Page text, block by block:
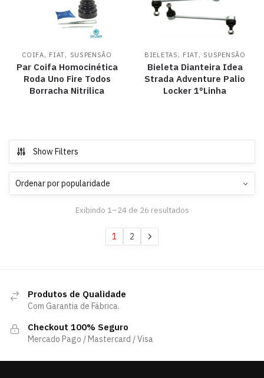
COIFA, FIAT, SUSPENSÃO
Par Coifa Homocinética
Roda Uno Fire Todos
Borracha Nitrilica
BIELETAS , FIAT, SUSPENSÃO
Bieleta Dianteira Idea
Strada Adventure Palio
Locker 1°Linha
Show Filters
Exibindo 1–24 de 26 resultados
1 2
Produtos de Qualidade
Com Garantia de Fábrica.
Checkout 100% Seguro
Mercado Pago / Mastercard / Visa